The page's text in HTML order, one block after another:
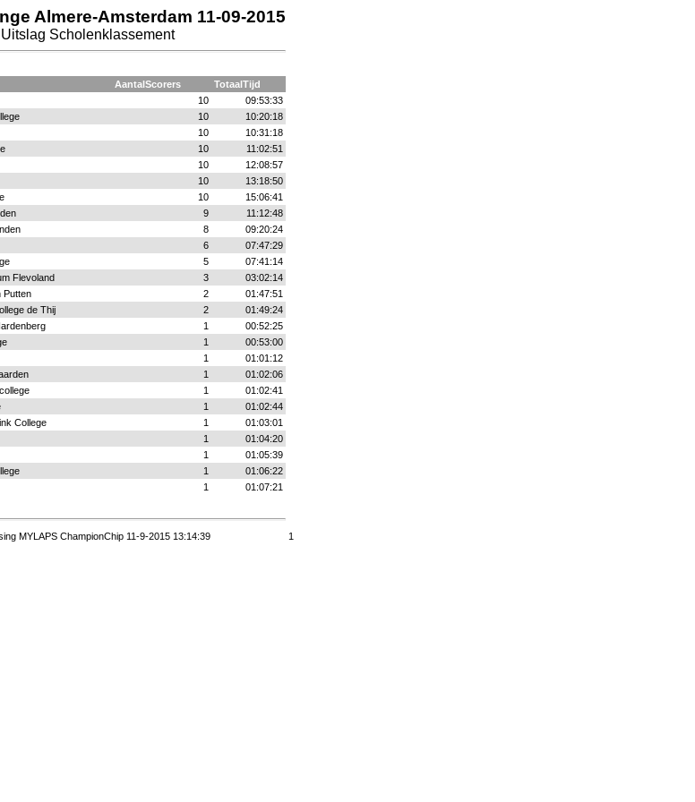
Almere-Amsterdam 11-09-2015
Uitslag Scholenklassement
AantalScorers
TotaalTijd
10
09:53:33
10
10:20:18
10
10:31:18
10
11:02:51
10
12:08:57
10
13:18:50
10
15:06:41
9
11:12:48
8
09:20:24
6
07:47:29
5
07:41:14
Flevoland 3
03:02:14
Putten 2
01:47:51
de Thij 2
01:49:24
1
00:52:25
1
00:53:00
1
01:01:12
1
01:02:06
1
01:02:41
1
01:02:44
College 1
01:03:01
1
01:04:20
1
01:05:39
1
01:06:22
1 01:07:21
MYLAPS ChampionChip 11-9-2015 13:14:39 1